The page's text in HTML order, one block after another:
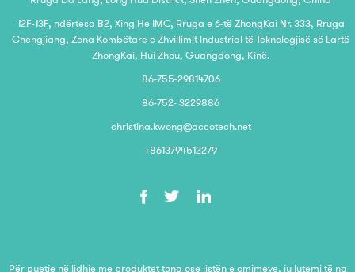
12F-13F, ndërtesa B2, Xing He IMC, Rruga e 6-të ZhongKai Nr. 333, Rruga
Chengjiang, Zona Kombëtare e Zhvillimit Industrial të Teknologjisë së Lartë
ZhongKai, Hui Zhou, Guangdong, Kinë.
86-755-29814706
86-752- 3229886
christina.kwong@accotech.net
+8613794512279
Për pyetje në lidhje me produktet tona ose listën e çmimeve, ju lutemi të na